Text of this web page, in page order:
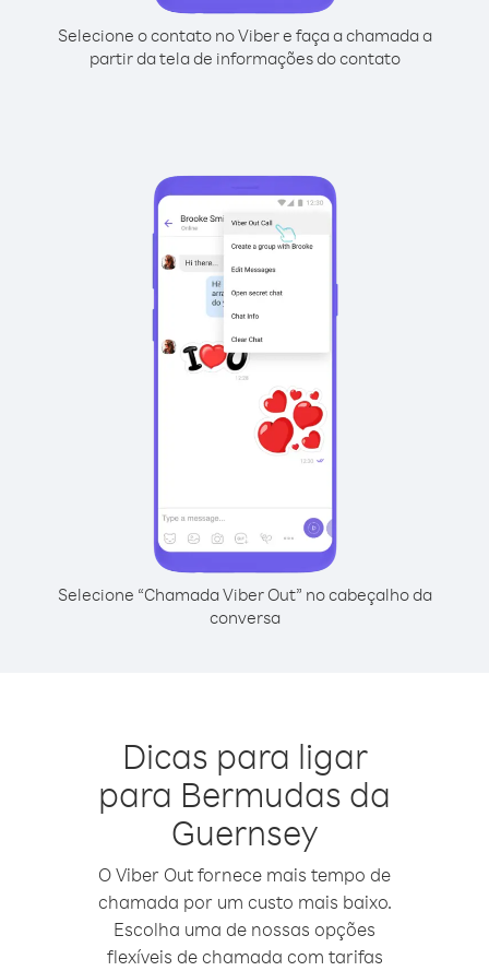
Selecione o contato no Viber e faça a chamada a
partir da tela de informações do contato
Selecione “Chamada Viber Out” no cabeçalho da
conversa
Dicas para ligar
para Bermudas da
Guernsey
O Viber Out fornece mais tempo de
chamada por um custo mais baixo.
Escolha uma de nossas opções
flexíveis de chamada com tarifas